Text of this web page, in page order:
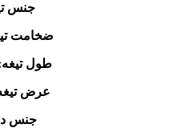
جنس
ضخامت تیغه: 1
طول تیغه: 120
عرض تیغه: 50
جنس